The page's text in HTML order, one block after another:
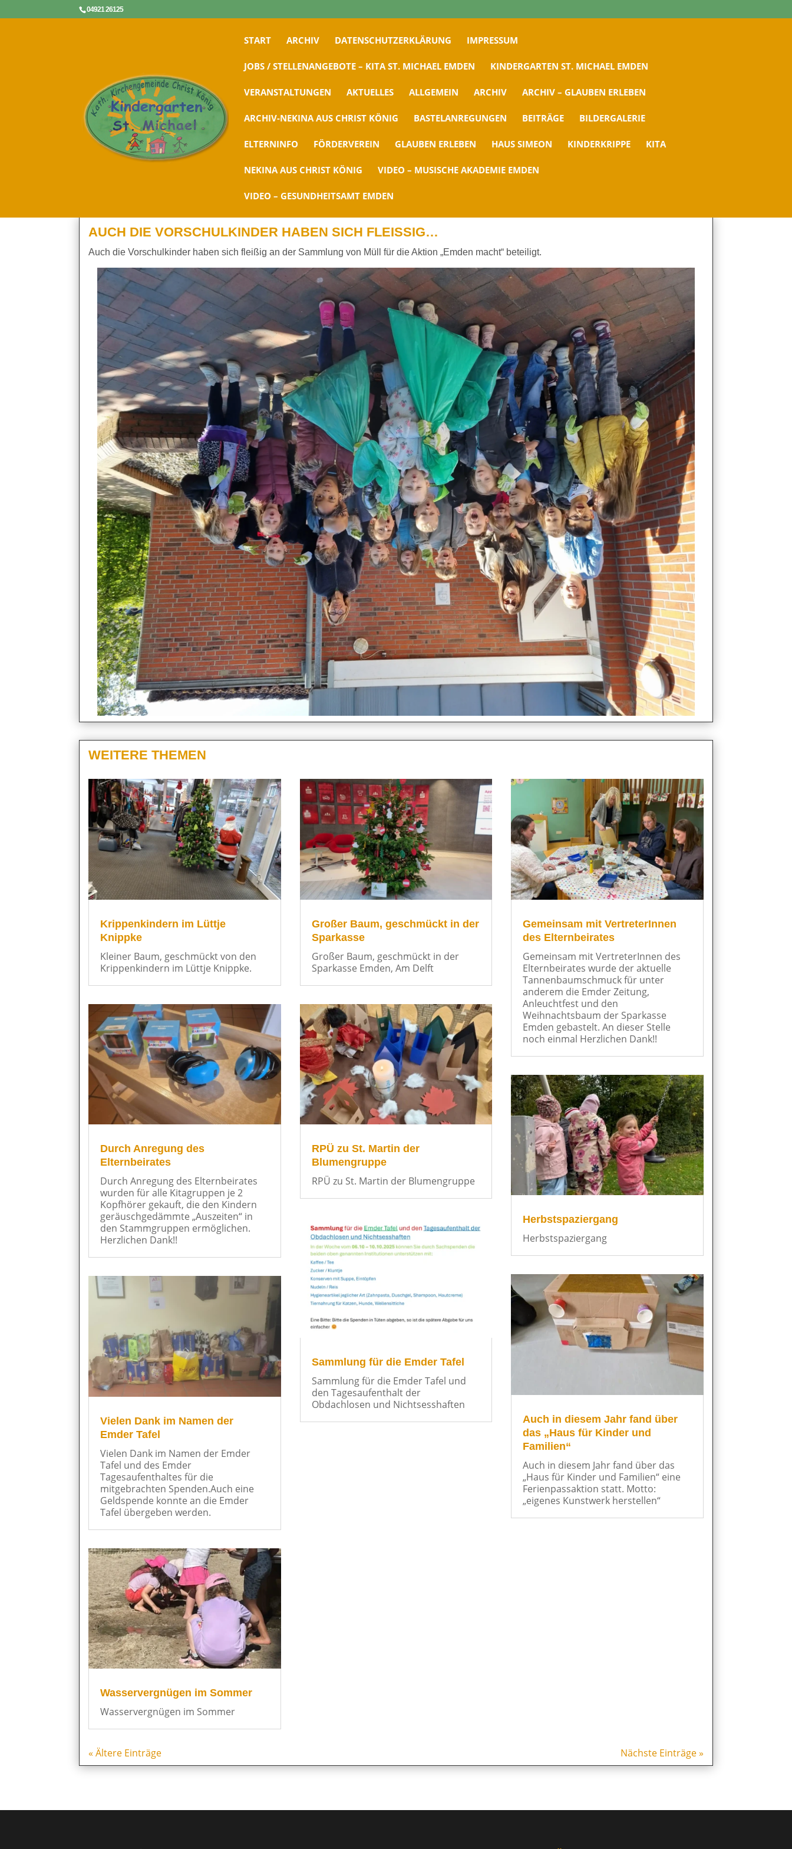
04921 26125
START ARCHIV DATENSCHUTZERKLÄRUNG IMPRESSUM
JOBS / STELLENANGEBOTE – KITA ST. MICHAEL EMDEN KINDERGARTEN ST. MICHAEL EMDEN
VERANSTALTUNGEN AKTUELLES ALLGEMEIN ARCHIV ARCHIV – GLAUBEN ERLEBEN
ARCHIV-NEKINA AUS CHRIST KÖNIG BASTELANREGUNGEN BEITRÄGE BILDERGALERIE
ELTERNINFO FÖRDERVEREIN GLAUBEN ERLEBEN HAUS SIMEON KINDERKRIPPE KITA
NEKINA AUS CHRIST KÖNIG VIDEO – MUSISCHE AKADEMIE EMDEN
VIDEO – GESUNDHEITSAMT EMDEN
AUCH DIE VORSCHULKINDER HABEN SICH FLEISSIG…
Auch die Vorschulkinder haben sich fleißig an der Sammlung von Müll für die Aktion „Emden macht“ beteiligt.
WEITERE THEMEN
Krippenkindern im Lüttje
Knippke
Kleiner Baum, geschmückt von den
Krippenkindern im Lüttje Knippke.
Durch Anregung des
Elternbeirates
Durch Anregung des Elternbeirates
wurden für alle Kitagruppen je 2
Kopfhörer gekauft, die den Kindern
geräuschgedämmte „Auszeiten“ in
den Stammgruppen ermöglichen.
Herzlichen Dank!!
Vielen Dank im Namen der
Emder Tafel
Vielen Dank im Namen der Emder
Tafel und des Emder
Tagesaufenthaltes für die
mitgebrachten Spenden.Auch eine
Geldspende konnte an die Emder
Tafel übergeben werden.
Wasservergnügen im Sommer
Wasservergnügen im Sommer
Großer Baum, geschmückt in der
Sparkasse
Großer Baum, geschmückt in der
Sparkasse Emden, Am Delft
RPÜ zu St. Martin der
Blumengruppe
RPÜ zu St. Martin der Blumengruppe
Sammlung für die Emder Tafel
Sammlung für die Emder Tafel und
den Tagesaufenthalt der
Obdachlosen und Nichtsesshaften
Gemeinsam mit VertreterInnen
des Elternbeirates
Gemeinsam mit VertreterInnen des
Elternbeirates wurde der aktuelle
Tannenbaumschmuck für unter
anderem die Emder Zeitung,
Anleuchtfest und den
Weihnachtsbaum der Sparkasse
Emden gebastelt. An dieser Stelle
noch einmal Herzlichen Dank!!
Herbstspaziergang
Herbstspaziergang
Auch in diesem Jahr fand über
das „Haus für Kinder und
Familien“
Auch in diesem Jahr fand über das
„Haus für Kinder und Familien“ eine
Ferienpassaktion statt. Motto:
„eigenes Kunstwerk herstellen“
« Ältere Einträge Nächste Einträge »